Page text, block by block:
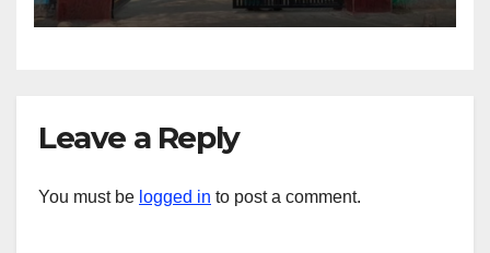
Leave a Reply
You must be logged in to post a comment.